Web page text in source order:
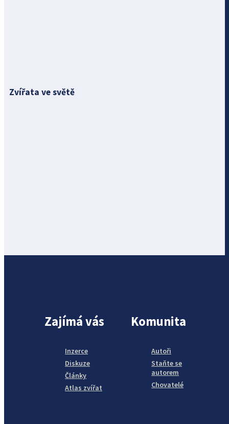
Zvířata ve světě
Zajímá vás
Inzerce
Diskuze
Články
Atlas zvířat
Komunita
Autoři
Staňte se
autorem
Chovatelé